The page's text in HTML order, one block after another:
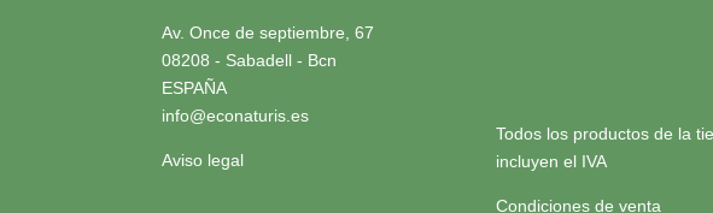
Av. Once de septiembre, 67
08208 - Sabadell - Bcn
ESPAÑA
info@econaturis.es
Aviso legal
Todos los productos de la
incluyen el IVA
Condiciones de venta